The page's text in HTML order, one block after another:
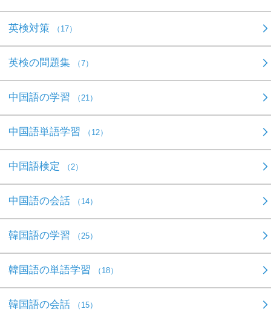
英検対策 （17）
英検の問題集 （7）
中国語の学習 （21）
中国語単語学習 （12）
中国語検定 （2）
中国語の会話 （14）
韓国語の学習 （25）
韓国語の単語学習 （18）
韓国語の会話 （15）